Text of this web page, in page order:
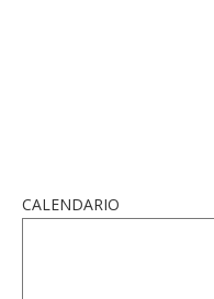
CALENDARIO